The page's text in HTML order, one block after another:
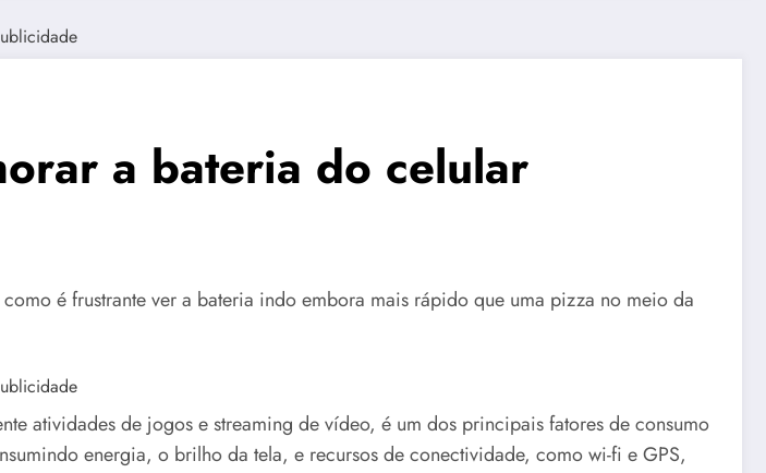
a bateria do celular
é frustrante ver a bateria indo embora mais rápido que uma pizza no meio da
atividades de jogos e streaming de vídeo, é um dos principais fatores de consumo
energia, o brilho da tela, e recursos de conectividade, como wi-fi e GPS,